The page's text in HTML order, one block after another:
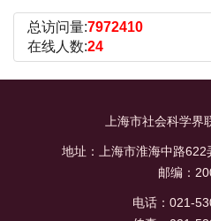
总访问量:7972410
在线人数:24
上海市社会科学界
地址：上海市淮海中路
邮编：
电话：021-